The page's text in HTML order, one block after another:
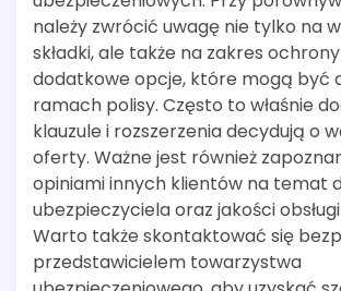
należy zwrócić uwagę nie tylko na
składki, ale także na zakres
dodatkowe opcje, które mogą być
ramach polisy. Często to właśnie
klauzule i rozszerzenia decydują o
oferty. Ważne jest również
opiniami innych klientów na temat
ubezpieczyciela oraz jakości
Warto także skontaktować się
przedstawicielem towarzystwa